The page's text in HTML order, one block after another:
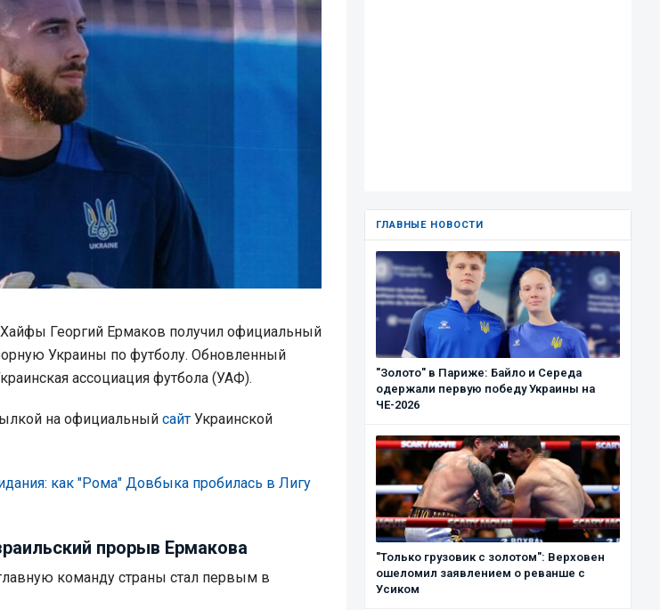
Георгий Ермаков получил официальный
Украины по футболу. Обновленный
ассоциация футбола (УАФ).
на официальный сайт Украинской
как "Рома" Довбыка пробилась в Лигу
прорыв Ермакова
команду страны стал первым в
ГЛАВНЫЕ НОВОСТИ
"Золото" в Париже: Байло и Середа
одержали первую победу Украины на
ЧЕ-2026
"Только грузовик с золотом": Верховен
ошеломил заявлением о реванше с
Усиком